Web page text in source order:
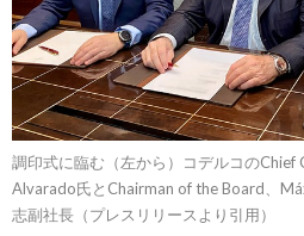
調印式に臨む（左から）コデルコの
Alvarado氏とChairman of the Board、
志副社長（プレスリリースより引用）